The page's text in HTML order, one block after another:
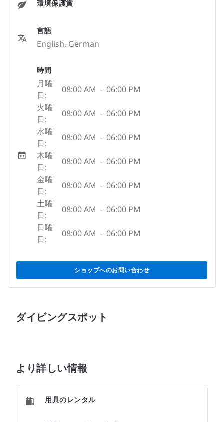
環境保護賞
言語
English, German
時間
月曜
日:
08:00 AM - 06:00 PM
火曜
日:
08:00 AM - 06:00 PM
水曜
日:
08:00 AM - 06:00 PM
木曜
日:
08:00 AM - 06:00 PM
金曜
日:
08:00 AM - 06:00 PM
土曜
日:
08:00 AM - 06:00 PM
日曜
日:
08:00 AM - 06:00 PM
ショップへのお問い合わせ
ダイビングスポット
より詳しい情報
用具のレンタル